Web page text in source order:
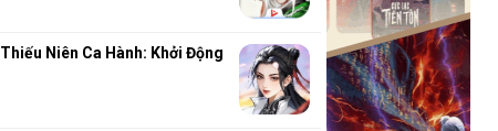
Thiếu Niên Ca Hành: Khởi Động